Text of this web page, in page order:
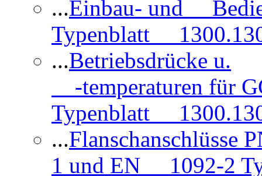
...Einbau- und
Typenblatt
...Betriebsdrücke u.
-temperaturen für
Typenblatt
...
1 und EN 1092-2